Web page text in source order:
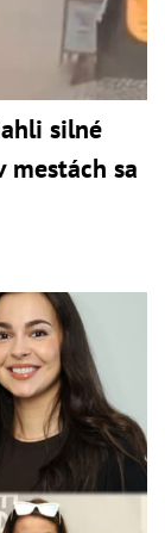
silné
mestách sa